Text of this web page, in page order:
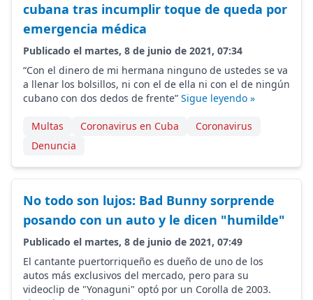
cubana tras incumplir toque de queda por
emergencia médica
Publicado el martes, 8 de junio de 2021, 07:34
“Con el dinero de mi hermana ninguno de ustedes se va
a llenar los bolsillos, ni con el de ella ni con el de ningún
cubano con dos dedos de frente” Sigue leyendo »
Multas Coronavirus en Cuba
Coronavirus
Denuncia
No todo son lujos: Bad Bunny sorprende
posando con un auto y le dicen "humilde"
Publicado el martes, 8 de junio de 2021, 07:49
El cantante puertorriqueño es dueño de uno de los
autos más exclusivos del mercado, pero para su
videoclip de "Yonaguni" optó por un Corolla de 2003.